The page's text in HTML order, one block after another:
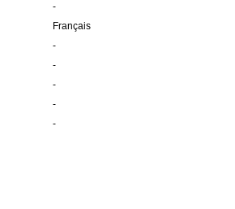
-
Français
-
-
-
-
-